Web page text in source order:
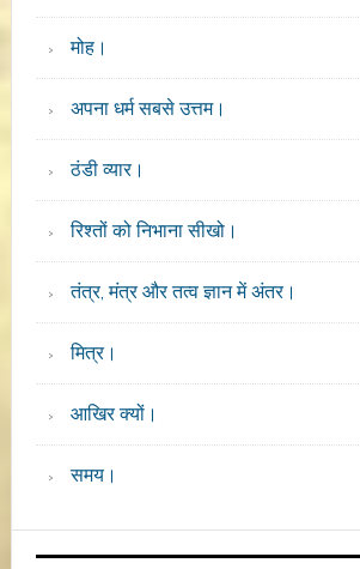
मोह।
अपना धर्म सबसे उत्तम।
ठंडी व्यार।
रिश्तों को निभाना सीखो।
तंत्र, मंत्र और तत्व ज्ञान में अंतर।
मित्र।
आखिर क्यों।
समय।